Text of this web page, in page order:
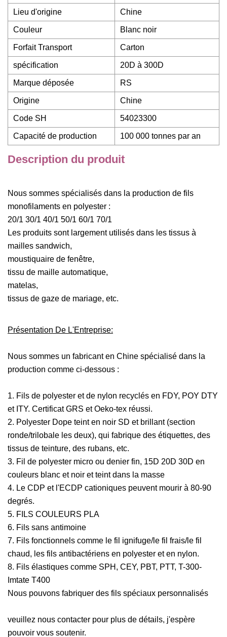
Lieu d'origine Chine
Couleur Blanc noir
Forfait Transport Carton
spécification 20D à 300D
Marque déposée RS
Origine Chine
Code SH 54023300
Capacité de production 100 000 tonnes par an
Description du produit
Nous sommes spécialisés dans la production de fils
monofilaments en polyester :
20/1 30/1 40/1 50/1 60/1 70/1
Les produits sont largement utilisés dans les tissus à
mailles sandwich,
moustiquaire de fenêtre,
tissu de maille automatique,
matelas,
tissus de gaze de mariage, etc.
Présentation De L'Entreprise:
Nous sommes un fabricant en Chine spécialisé dans la
production comme ci-dessous :
1. Fils de polyester et de nylon recyclés en FDY, POY DTY
et ITY. Certificat GRS et Oeko-tex réussi.
2. Polyester Dope teint en noir SD et brillant (section
ronde/trilobale les deux), qui fabrique des étiquettes, des
tissus de teinture, des rubans, etc.
3. Fil de polyester micro ou denier fin, 15D 20D 30D en
couleurs blanc et noir et teint dans la masse
4. Le CDP et l'ECDP cationiques peuvent mourir à 80-90
degrés.
5. FILS COULEURS PLA
6. Fils sans antimoine
7. Fils fonctionnels comme le fil ignifuge/le fil frais/le fil
chaud, les fils antibactériens en polyester et en nylon.
8. Fils élastiques comme SPH, CEY, PBT, PTT, T-300-
Imtate T400
Nous pouvons fabriquer des fils spéciaux personnalisés
veuillez nous contacter pour plus de détails, j'espère
pouvoir vous soutenir.